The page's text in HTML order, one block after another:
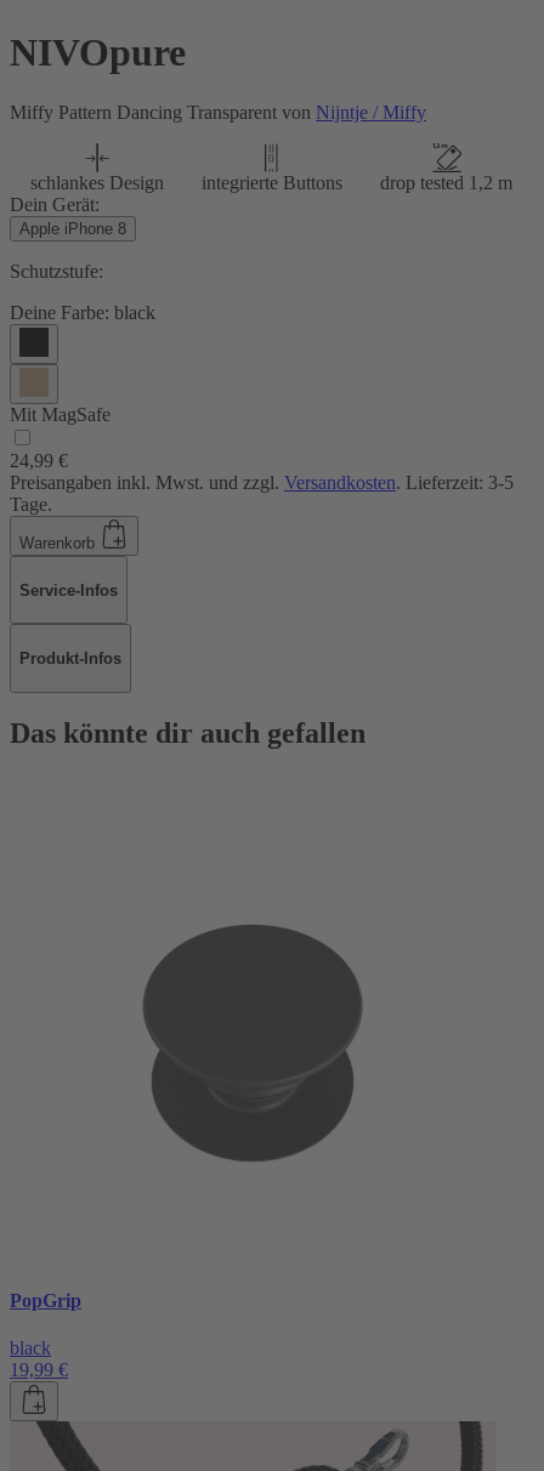
NIVOpure
Miffy Pattern Dancing Transparent von Nijntje / Miffy
schlankes Design integrierte Buttons
drop tested 1,2 m
Dein Gerät:
Apple iPhone 8
Schutzstufe:
Deine Farbe: black
Mit MagSafe
24,99 €
Preisangaben inkl. Mwst. und zzgl. Versandkosten. Lieferzeit: 3-5
Tage.
Warenkorb
Service-Infos
Produkt-Infos
Das könnte dir auch gefallen
PopGrip
black
19,99 €